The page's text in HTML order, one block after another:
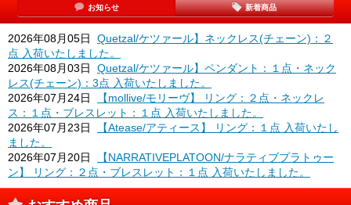
お知らせ 新着商品
2026年08月05日 Quetzal/ケツァール】ネックレス(チェーン)：２
点 入荷いたしました。
2026年08月03日 Quetzal/ケツァール】ペンダント：１点・ネック
レス(チェーン)：3点 入荷いたしました。
2026年07月24日
【mollive/モリーヴ】 リング：２点・ネックレ
ス：１点・ブレスレット：１点 入荷いたしました。
2026年07月23日
【Atease/アティース】 リング：１点 入荷いたし
ました。
2026年07月20日
【NARRATIVEPLATOON/ナラティブプラトゥー
ン】 リング：２点・ブレスレット：１点 入荷いたしました。